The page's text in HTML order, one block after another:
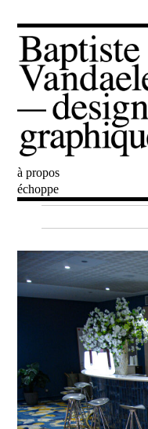
Baptiste Vandaele
à propos
échoppe